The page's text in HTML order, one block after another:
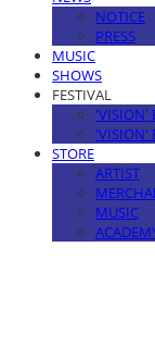
NOTICE
PRESS
MUSIC
SHOWS
FESTIVAL
'VISION'
'VISION'
STORE
ARTIST
MUSIC